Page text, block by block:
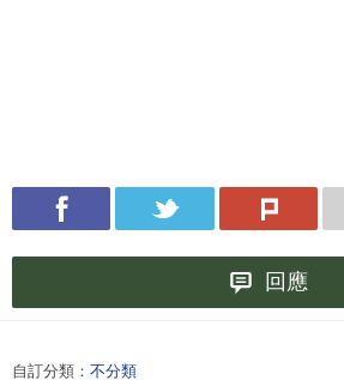
回應
自訂分類： 不分類